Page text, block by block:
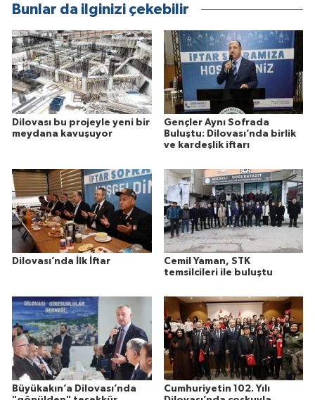
Bunlar da ilginizi çekebilir
Dilovası bu projeyle yeni bir
meydana kavuşuyor
Gençler Aynı Sofrada
Buluştu: Dilovası’nda birlik
ve kardeşlik iftarı
Dilovası’nda İlk İftar
Cemil Yaman, STK
temsilcileri ile buluştu
Büyükakın’a Dilovası’nda
Cumhuriyetin 102. Yılı